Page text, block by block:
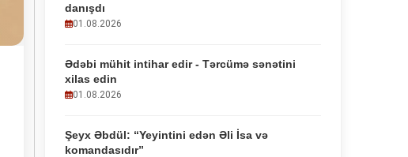
danışdı
01.08.2026
Ədəbi mühit intihar edir - Tərcümə sənətini
xilas edin
01.08.2026
Şeyx Əbdül: “Yeyintini edən Əli İsa və
komandasıdır”